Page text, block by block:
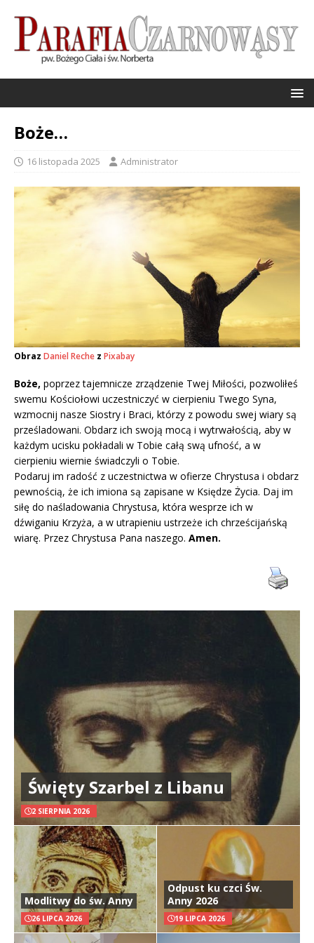
Boże…
16 listopada 2025 Administrator
Obraz Daniel Reche z Pixabay
Boże, poprzez tajemnicze zrządzenie Twej Miłości, pozwoliłeś
swemu Kościołowi uczestniczyć w cierpieniu Twego Syna,
wzmocnij nasze Siostry i Braci, którzy z powodu swej wiary są
prześladowani. Obdarz ich swoją mocą i wytrwałością, aby w
każdym ucisku pokładali w Tobie całą swą ufność, a w
cierpieniu wiernie świadczyli o Tobie.
Podaruj im radość z uczestnictwa w ofierze Chrystusa i obdarz
pewnością, że ich imiona są zapisane w Księdze Życia. Daj im
siłę do naśladowania Chrystusa, która wesprze ich w
dźwiganiu Krzyża, a w utrapieniu ustrzeże ich chrześcijańską
wiarę. Przez Chrystusa Pana naszego. Amen.
Święty Szarbel z Libanu
2 SIERPNIA 2026
Modlitwy do św. Anny
26 LIPCA 2026
Odpust ku czci Św.
Anny 2026
19 LIPCA 2026